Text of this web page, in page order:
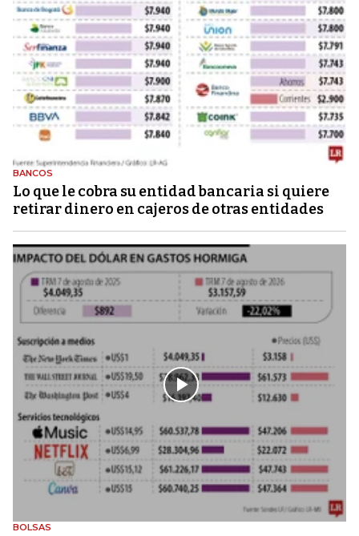
BANCOS
Lo que le cobra su entidad bancaria si quiere
retirar dinero en cajeros de otras entidades
BOLSAS